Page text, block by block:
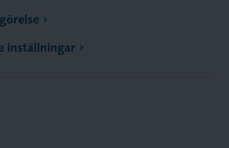
inställningar